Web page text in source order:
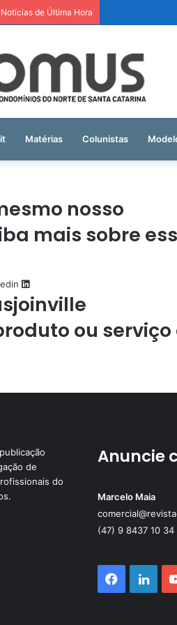
Notícias de Última Hora
Matérias Colunistas
nosso
mais sobre
ou serviço
de
do
Anuncie
Marcelo Maia
(47) 9 8437 10 34
Facebook